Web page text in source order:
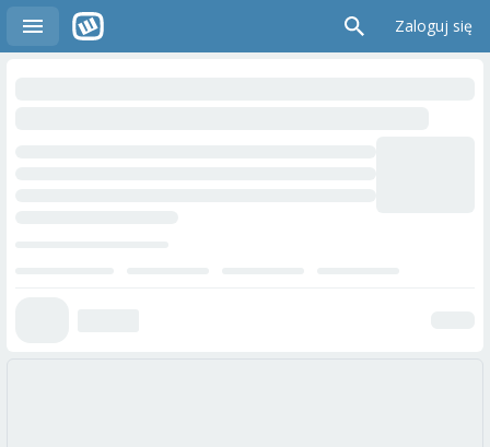
Zaloguj się